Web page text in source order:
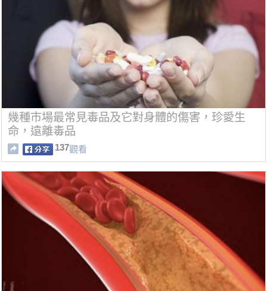
幾種市場最常見毒品及它對身體的傷害，珍愛生
命，遠離毒品
137觀看